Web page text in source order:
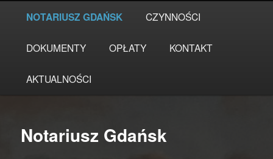
NOTARIUSZ GDAŃSK CZYNNOŚCI
DOKUMENTY OPŁATY KONTAKT
AKTUALNOŚCI
Notariusz Gdańsk